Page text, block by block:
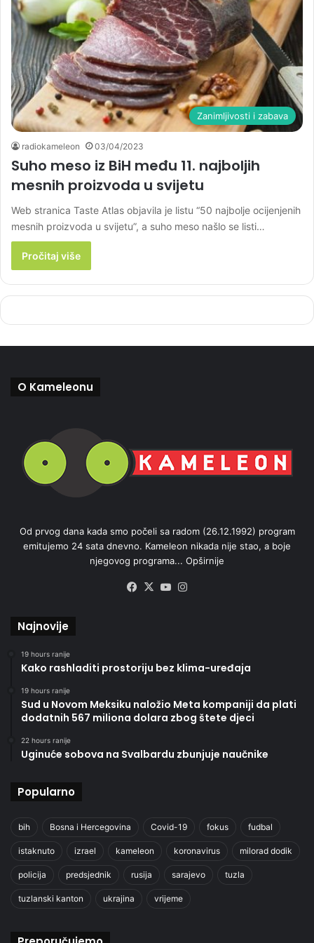
Zanimljivosti i zabava
radiokameleon 03/04/2023
Suho meso iz BiH među 11. najboljih
mesnih proizvoda u svijetu
Web stranica Taste Atlas objavila je listu “50 najbolje ocijenjenih
mesnih proizvoda u svijetu”, a suho meso našlo se listi…
Pročitaj više
O Kameleonu
Od prvog dana kada smo počeli sa radom (26.12.1992) program
emitujemo 24 sata dnevno. Kameleon nikada nije stao, a boje
njegovog programa... Opširnije
Facebook
X YouTube
Najnovije
19 hours ranije
Kako rashladiti prostoriju bez klima-uređaja
19 hours ranije
Sud u Novom Meksiku naložio Meta kompaniji da plati
dodatnih 567 miliona dolara zbog štete djeci
22 hours ranije
Uginuće sobova na Svalbardu zbunjuje naučnike
Popularno
bih Bosna i Hercegovina Covid-19 fokus fudbal
istaknuto izrael kameleon koronavirus milorad dodik
policija predsjednik rusija sarajevo tuzla
tuzlanski kanton ukrajina vrijeme